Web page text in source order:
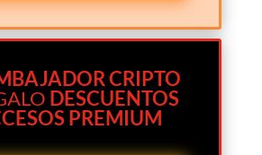
CRIPTO
DESCUENTOS
PREMIUM